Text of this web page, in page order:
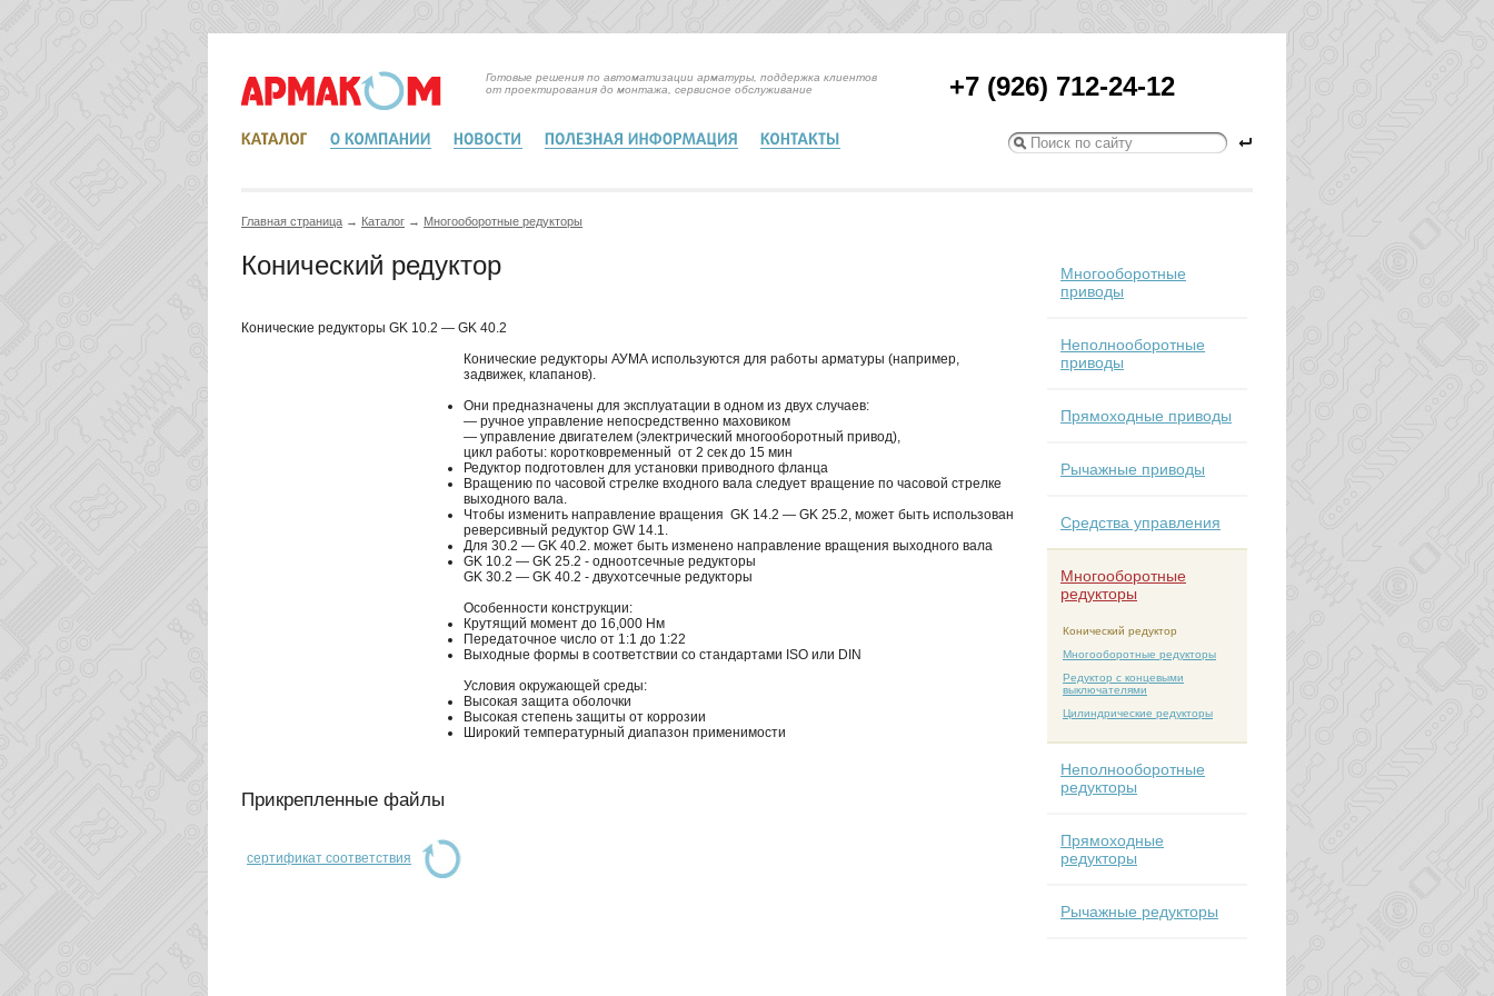
Готовые решения по автоматизации арматуры, поддержка клиентов
от проектирования до монтажа, сервисное обслуживание
+7 (926) 712-24-12
Главная страница → Каталог → Mногооборотные редукторы
Конический редуктор
Конические редукторы GK 10.2 — GK 40.2
Конические редукторы АУМА используются для работы арматуры (например,
задвижек, клапанов).
Они предназначены для эксплуатации в одном из двух случаев:
— ручное управление непосредственно маховиком
— управление двигателем (электрический многооборотный привод),
цикл работы: коротковременный от 2 сек до 15 мин
Редуктор подготовлен для установки приводного фланца
Вращению по часовой стрелке входного вала следует вращение по часовой стрелке
выходного вала.
Чтобы изменить направление вращения GK 14.2 — GK 25.2, может быть использован
реверсивный редуктор GW 14.1.
Для 30.2 — GK 40.2. может быть изменено направление вращения выходного вала
GK 10.2 — GK 25.2 - одноотсечные редукторы
GK 30.2 — GK 40.2 - двухотсечные редукторы
Особенности конструкции:
Крутящий момент до 16,000 Нм
Передаточное число от 1:1 до 1:22
Выходные формы в соответствии со стандартами ISO или DIN
Условия окружающей среды:
Высокая защита оболочки
Высокая степень защиты от коррозии
Широкий температурный диапазон применимости
Прикрепленные файлы
сертификат соответствия
Многооборотные
приводы
Неполнооборотные
приводы
Прямоходные приводы
Рычажные приводы
Средства управления
Mногооборотные
редукторы
Конический редуктор
Многооборотные редукторы
Редуктор с концевыми
выключателями
Цилиндрические редукторы
Неполнооборотные
редукторы
Прямоходные
редукторы
Рычажные редукторы